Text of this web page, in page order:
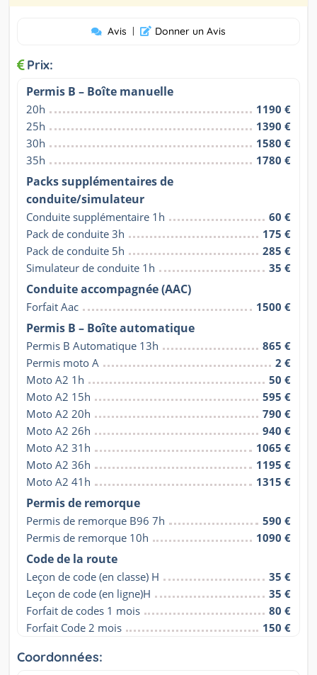
Avis | Donner un Avis
Prix:
Permis B – Boîte manuelle
20h
1190 €
25h
1390 €
30h
1580 €
35h
1780 €
Packs supplémentaires de
conduite/simulateur
Conduite supplémentaire 1h
60 €
Pack de conduite 3h
175 €
Pack de conduite 5h
285 €
Simulateur de conduite 1h
35 €
Conduite accompagnée (AAC)
Forfait Aac 1500 €
Permis B – Boîte automatique
Permis B Automatique 13h
865 €
Permis moto A
2 €
Moto A2 1h
50 €
Moto A2 15h
595 €
Moto A2 20h
790 €
Moto A2 26h
940 €
Moto A2 31h
1065 €
Moto A2 36h
1195 €
Moto A2 41h
1315 €
Permis de remorque
Permis de remorque B96 7h
590 €
Permis de remorque 10h
1090 €
Code de la route
Leçon de code (en classe) H
35 €
Leçon de code (en ligne)H
35 €
Forfait de codes 1 mois
80 €
Forfait Code 2 mois
150 €
Coordonnées: